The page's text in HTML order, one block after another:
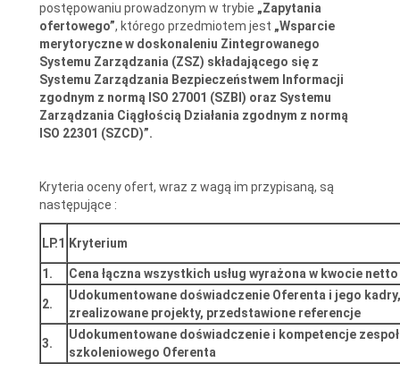
postępowaniu prowadzonym w trybie „Zapytania
ofertowego”, którego przedmiotem jest „Wsparcie
merytoryczne w doskonaleniu Zintegrowanego
Systemu Zarządzania (ZSZ) składającego się z
Systemu Zarządzania Bezpieczeństwem Informacji
zgodnym z normą ISO 27001 (SZBI) oraz Systemu
Zarządzania Ciągłością Działania zgodnym z normą
ISO 22301 (SZCD)”.
Kryteria oceny ofert, wraz z wagą im przypisaną, są
następujące :
LP.1 Kryterium
1. Cena łączna wszystkich usług wyrażona w kwocie netto
2.
Udokumentowane doświadczenie Oferenta i jego
zrealizowane projekty, przedstawione referencje
3.
Udokumentowane doświadczenie i kompetencje
szkoleniowego Oferenta